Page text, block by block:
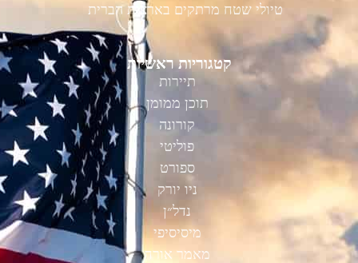
טיולי שטח מרתקים בארצות הברית
קטגוריות ראשיות
תיירות
תוכן ממומן
קורונה
פוליטי
ספורט
ניו יורק
נדל״ן
מיסיסיפי
מאמר אורח